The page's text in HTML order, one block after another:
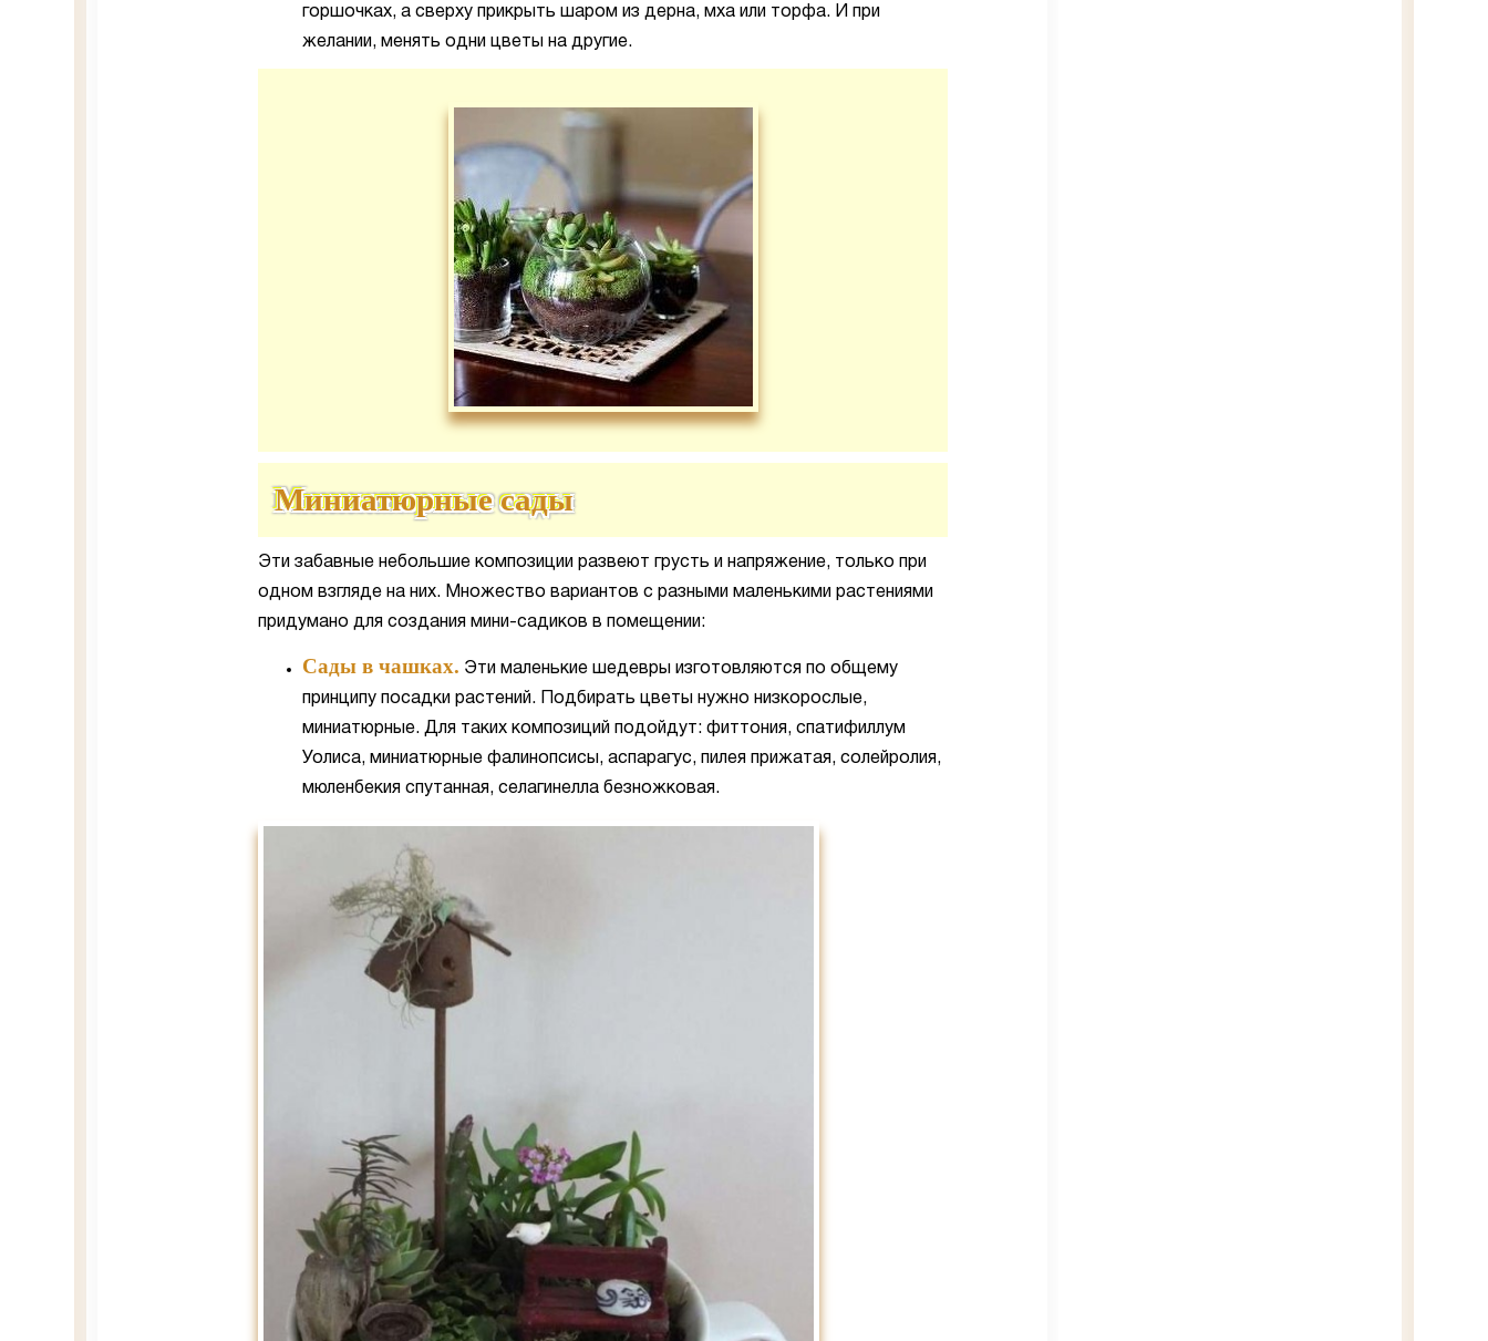
горшочках, а сверху прикрыть шаром из дерна, мха или торфа. И при
желании, менять одни цветы на другие.
Миниатюрные сады
Эти забавные небольшие композиции развеют грусть и напряжение, только при
одном взгляде на них. Множество вариантов с разными маленькими растениями
придумано для создания мини-садиков в помещении:
Сады в чашках. Эти маленькие шедевры изготовляются по общему
принципу посадки растений. Подбирать цветы нужно низкорослые,
миниатюрные. Для таких композиций подойдут: фиттония, спатифиллум
Уолиса, миниатюрные фалинопсисы, аспарагус, пилея прижатая, солейролия,
мюленбекия спутанная, селагинелла безножковая.